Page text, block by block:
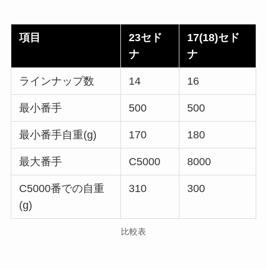
項目
23セド
ナ
17(18)セド
ナ
ラインナップ数 14 16
最小番手 500 500
最小番手自重(g) 170 180
最大番手 C5000 8000
C5000番での自重
(g)
310 300
比較表